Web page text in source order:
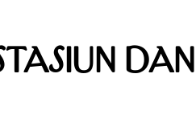
dan